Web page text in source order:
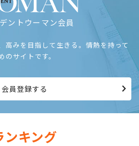
ントウーマン会員
高みを目指して生きる。情熱を持って
サイトです。
会員登録する
ンキング